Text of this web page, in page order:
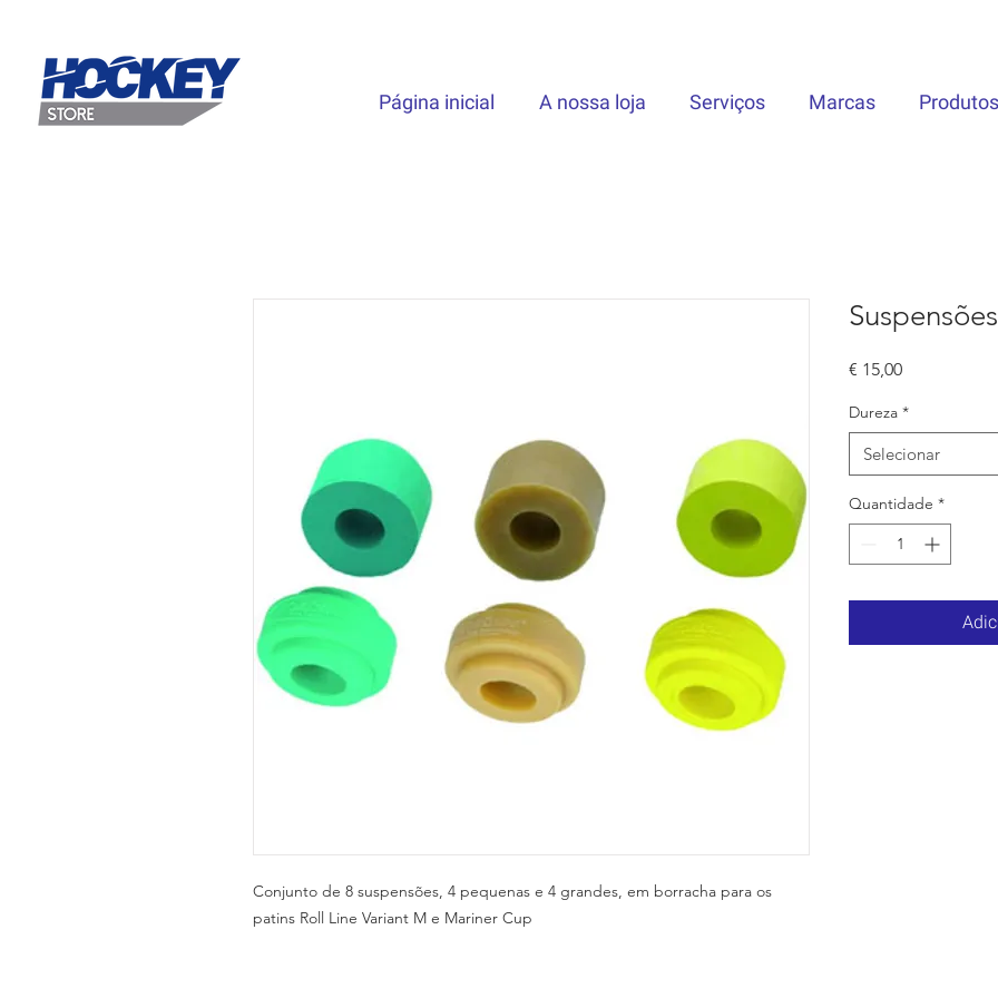
Página inicial A nossa loja Serviços Marcas Produtos
Conjunto de 8 suspensões, 4 pequenas e 4 grandes, em borracha para os
patins Roll Line Variant M e Mariner Cup
€ 15,00Preço
Dureza *
Selecionar
Quantidade *